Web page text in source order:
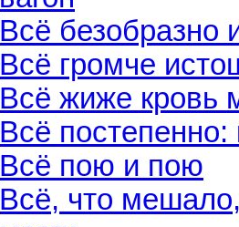
Всё безобразно
Всё громче
Всё жиже кровь
Всё постепенно:
Всё пою и пою
Всё, что